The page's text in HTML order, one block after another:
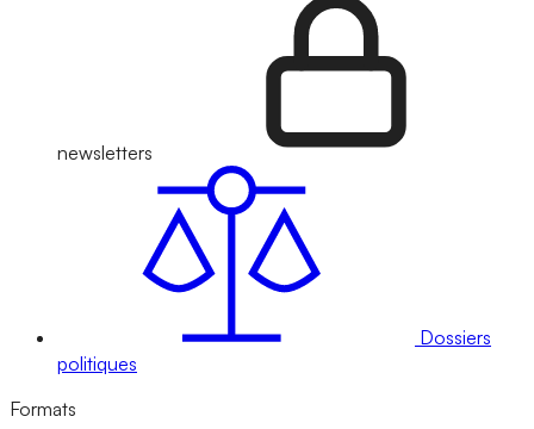
newsletters
Dossiers
politiques
Formats